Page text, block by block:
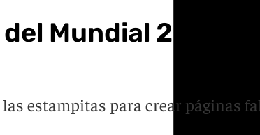
Mundial 2026:
estampitas para crear páginas